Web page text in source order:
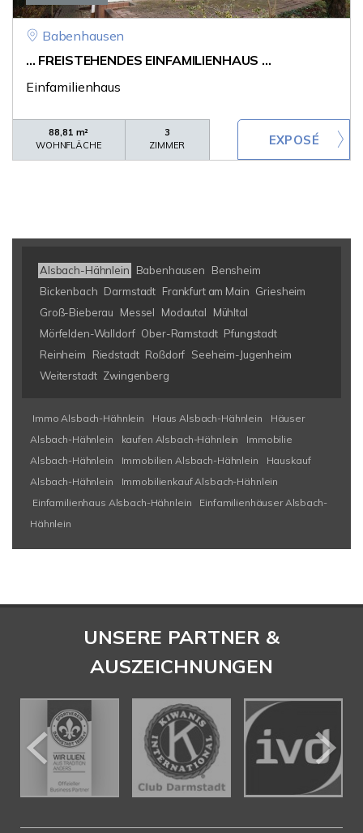
Babenhausen
... FREISTEHENDES EINFAMILIENHAUS ...
Einfamilienhaus
88,81 m²
WOHNFLÄCHE
3
ZIMMER
Alsbach-Hähnlein Babenhausen
Bensheim
Bickenbach Darmstadt Frankfurt am Main Griesheim
Groß-Bieberau
Messel Modautal
Mühltal
Mörfelden-Walldorf Ober-Ramstadt Pfungstadt
Reinheim
Riedstadt Roßdorf Seeheim-Jugenheim
Weiterstadt Zwingenberg
Immo Alsbach-Hähnlein Haus Alsbach-Hähnlein
Häuser
Alsbach-Hähnlein
kaufen Alsbach-Hähnlein
Immobilie
Alsbach-Hähnlein
Immobilien Alsbach-Hähnlein
Hauskauf
Alsbach-Hähnlein
Immobilienkauf Alsbach-Hähnlein
Einfamilienhaus Alsbach-Hähnlein
Einfamilienhäuser Alsbach-
Hähnlein
UNSERE PARTNER &
AUSZEICHNUNGEN